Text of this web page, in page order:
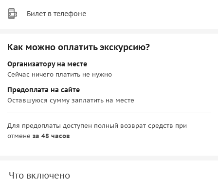
Билет в телефоне
Как можно оплатить экскурсию?
Организатору на месте
Сейчас ничего платить не нужно
Предоплата на сайте
Оставшуюся сумму заплатить на месте
Для предоплаты доступен полный возврат средств при
отмене за 48 часов
Что включено